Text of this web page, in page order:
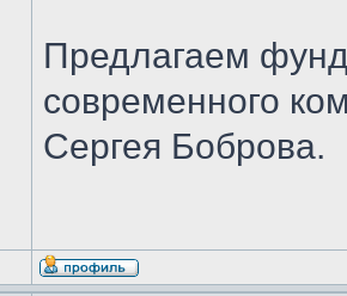
Предлагаем
современного
Сергея Боброва.